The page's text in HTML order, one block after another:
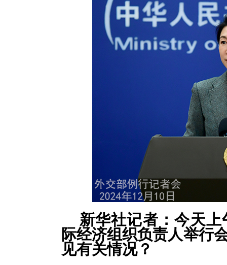
新华社记者：今天
际经济组织负责人举行
见有关情况？